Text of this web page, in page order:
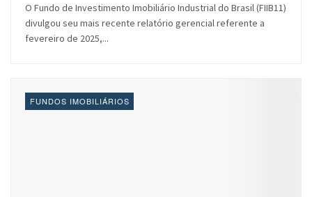
O Fundo de Investimento Imobiliário Industrial do Brasil (FIIB11)
divulgou seu mais recente relatório gerencial referente a
fevereiro de 2025,...
FUNDOS IMOBILIÁRIOS